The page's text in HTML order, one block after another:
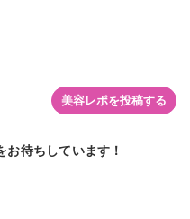
美容レポを投稿する
待ちしています！